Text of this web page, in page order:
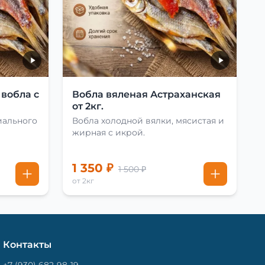
с
Вобла вяленая Астраханская
от 2кг.
Вобла холодной вялки, мясистая и
жирная с икрой.
1 350 ₽ 1 500 ₽
от 2кг
Контакты